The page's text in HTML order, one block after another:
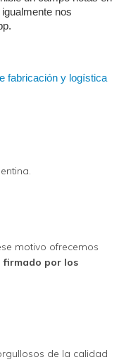
nos
fabricación y logística
motivo ofrecemos
firmado por los
de la calidad